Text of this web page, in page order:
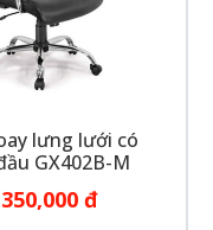
lưng lưới có
GX402B-M
đ